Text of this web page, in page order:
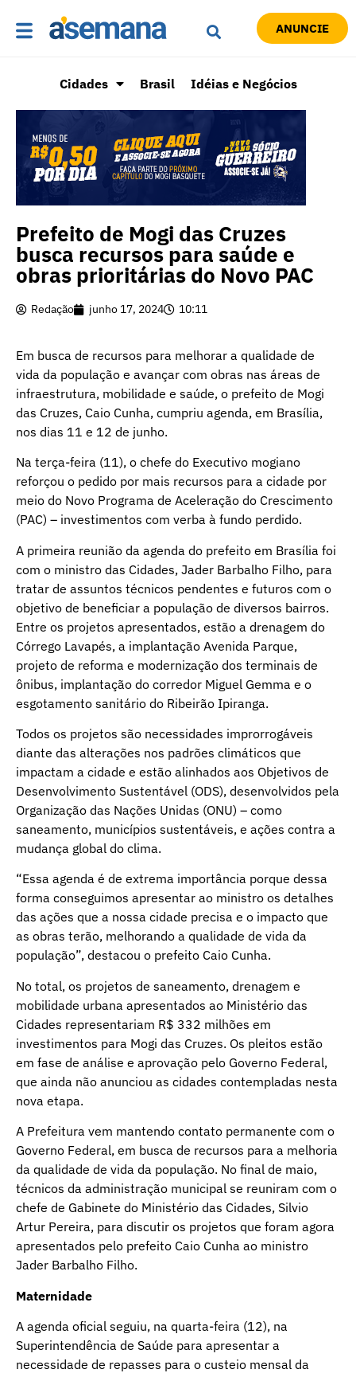
ANUNCIE
Cidades Brasil Idéias e Negócios
Prefeito de Mogi das Cruzes
busca recursos para saúde e
obras prioritárias do Novo PAC
Redação junho 17, 2024 10:11
Em busca de recursos para melhorar a qualidade de
vida da população e avançar com obras nas áreas de
infraestrutura, mobilidade e saúde, o prefeito de Mogi
das Cruzes, Caio Cunha, cumpriu agenda, em Brasília,
nos dias 11 e 12 de junho.
Na terça-feira (11), o chefe do Executivo mogiano
reforçou o pedido por mais recursos para a cidade por
meio do Novo Programa de Aceleração do Crescimento
(PAC) – investimentos com verba à fundo perdido.
A primeira reunião da agenda do prefeito em Brasília foi
com o ministro das Cidades, Jader Barbalho Filho, para
tratar de assuntos técnicos pendentes e futuros com o
objetivo de beneficiar a população de diversos bairros.
Entre os projetos apresentados, estão a drenagem do
Córrego Lavapés, a implantação Avenida Parque,
projeto de reforma e modernização dos terminais de
ônibus, implantação do corredor Miguel Gemma e o
esgotamento sanitário do Ribeirão Ipiranga.
Todos os projetos são necessidades improrrogáveis
diante das alterações nos padrões climáticos que
impactam a cidade e estão alinhados aos Objetivos de
Desenvolvimento Sustentável (ODS), desenvolvidos pela
Organização das Nações Unidas (ONU) – como
saneamento, municípios sustentáveis, e ações contra a
mudança global do clima.
“Essa agenda é de extrema importância porque dessa
forma conseguimos apresentar ao ministro os detalhes
das ações que a nossa cidade precisa e o impacto que
as obras terão, melhorando a qualidade de vida da
população”, destacou o prefeito Caio Cunha.
No total, os projetos de saneamento, drenagem e
mobilidade urbana apresentados ao Ministério das
Cidades representariam R$ 332 milhões em
investimentos para Mogi das Cruzes. Os pleitos estão
em fase de análise e aprovação pelo Governo Federal,
que ainda não anunciou as cidades contempladas nesta
nova etapa.
A Prefeitura vem mantendo contato permanente com o
Governo Federal, em busca de recursos para a melhoria
da qualidade de vida da população. No final de maio,
técnicos da administração municipal se reuniram com o
chefe de Gabinete do Ministério das Cidades, Silvio
Artur Pereira, para discutir os projetos que foram agora
apresentados pelo prefeito Caio Cunha ao ministro
Jader Barbalho Filho.
Maternidade
A agenda oficial seguiu, na quarta-feira (12), na
Superintendência de Saúde para apresentar a
necessidade de repasses para o custeio mensal da